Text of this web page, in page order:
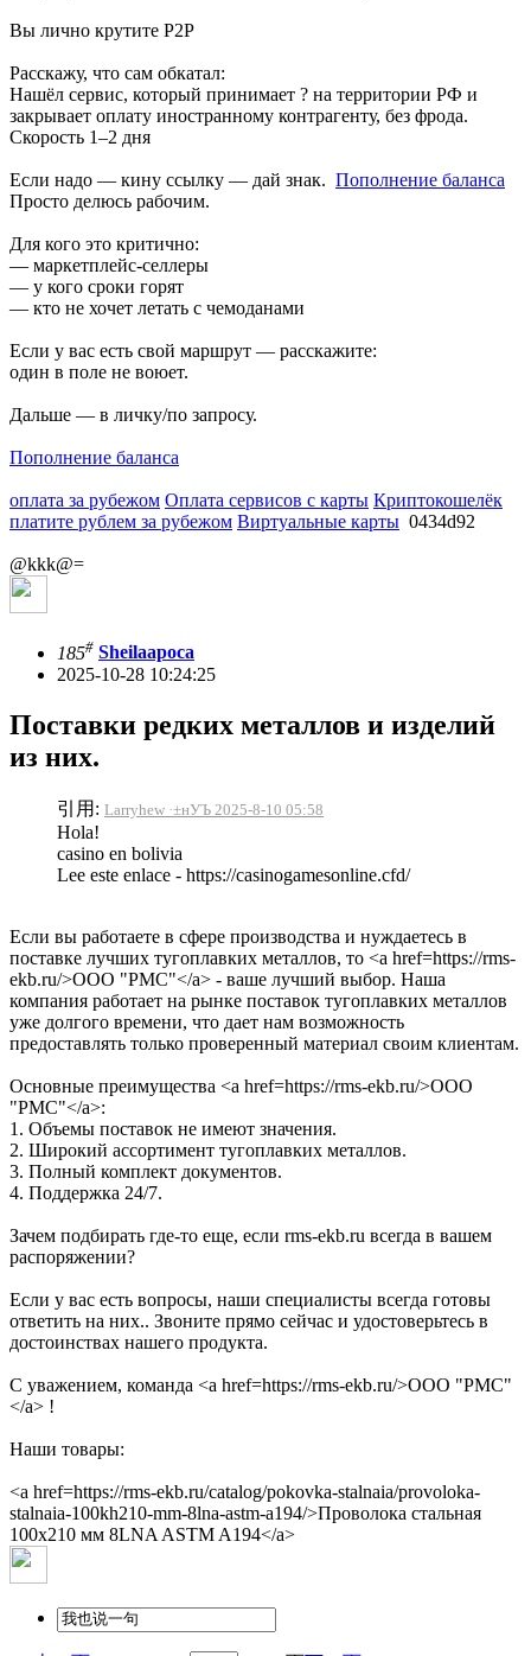
Вы лично крутите P2P
Расскажу, что сам обкатал:
Нашёл сервис, который принимает ? на территории РФ и
закрывает оплату иностранному контрагенту, без фрода.
Скорость 1–2 дня
Если надо — кину ссылку — дай знак. Пополнение баланса
Просто делюсь рабочим.
Для кого это критично:
— маркетплейс-селлеры
— у кого сроки горят
— кто не хочет летать с чемоданами
Если у вас есть свой маршрут — расскажите:
один в поле не воюет.
Дальше — в личку/по запросу.
Пополнение баланса
оплата за рубежом Оплата сервисов с карты Криптокошелёк
платите рублем за рубежом Виртуальные карты 0434d92
@kkk@=
185# Sheilaapoca
2025-10-28 10:24:25
Поставки редких металлов и изделий
из них.
引用: Larryhew ·±нУЪ 2025-8-10 05:58
Hola!
casino en bolivia
Lee este enlace - https://casinogamesonline.cfd/
Если вы работаете в сфере производства и нуждаетесь в
поставке лучших тугоплавких металлов, то <a href=https://rms-
ekb.ru/>ООО "РМС"</a> - ваше лучший выбор. Наша
компания работает на рынке поставок тугоплавких металлов
уже долгого времени, что дает нам возможность
предоставлять только проверенный материал своим клиентам.
Основные преимущества <a href=https://rms-ekb.ru/>ООО
"РМС"</a>:
1. Объемы поставок не имеют значения.
2. Широкий ассортимент тугоплавких металлов.
3. Полный комплект документов.
4. Поддержка 24/7.
Зачем подбирать где-то еще, если rms-ekb.ru всегда в вашем
распоряжении?
Если у вас есть вопросы, наши специалисты всегда готовы
ответить на них.. Звоните прямо сейчас и удостоверьтесь в
достоинствах нашего продукта.
С уважением, команда <a href=https://rms-ekb.ru/>ООО "РМС"
</a> !
Наши товары:
<a href=https://rms-ekb.ru/catalog/pokovka-stalnaia/provoloka-
stalnaia-100kh210-mm-8lna-astm-a194/>Проволока стальная
100х210 мм 8LNA ASTM A194</a>